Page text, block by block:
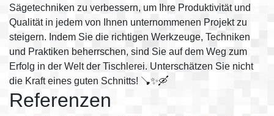
Sägetechniken zu verbessern, um Ihre Produktivität und
Qualität in jedem von Ihnen unternommenen Projekt zu
steigern. Indem Sie die richtigen Werkzeuge, Techniken
und Praktiken beherrschen, sind Sie auf dem Weg zum
Erfolg in der Welt der Tischlerei. Unterschätzen Sie nicht
die Kraft eines guten Schnitts! 🪠✨🛶
Referenzen